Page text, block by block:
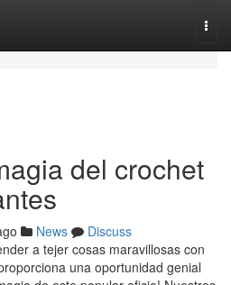
del crochet
News
Discuss
a tejer cosas maravillosas con
una oportunidad genial